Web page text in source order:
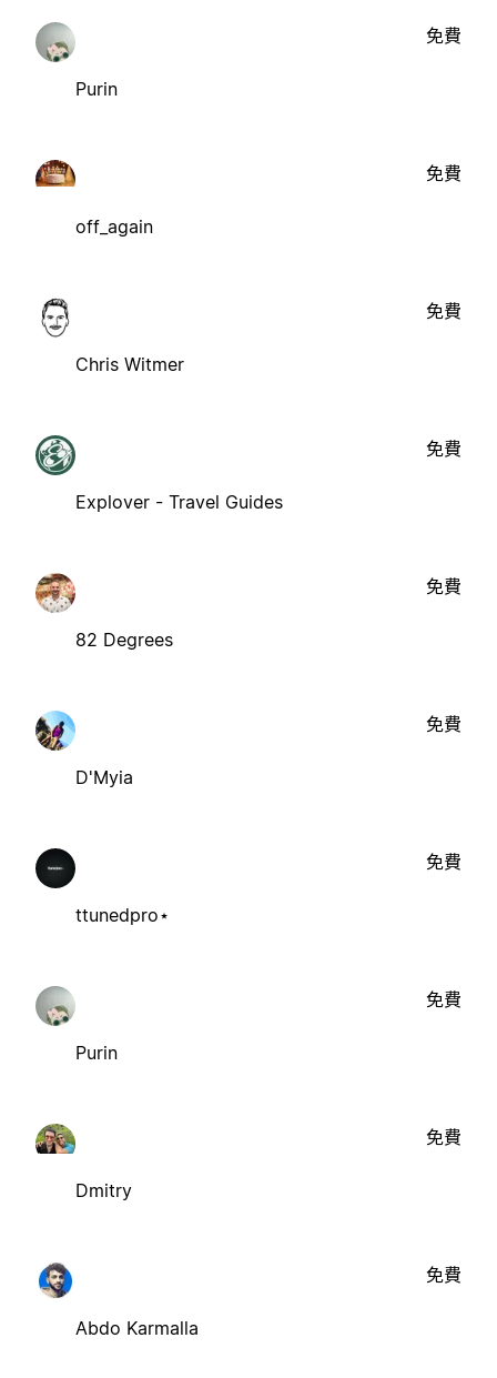
Purin
免費
off_again
免費
Chris Witmer
免費
Explover - Travel Guides
免費
82 Degrees
免費
D'Myia
免費
ttunedpro⋆
免費
Purin
免費
Dmitry
免費
Abdo Karmalla
免費